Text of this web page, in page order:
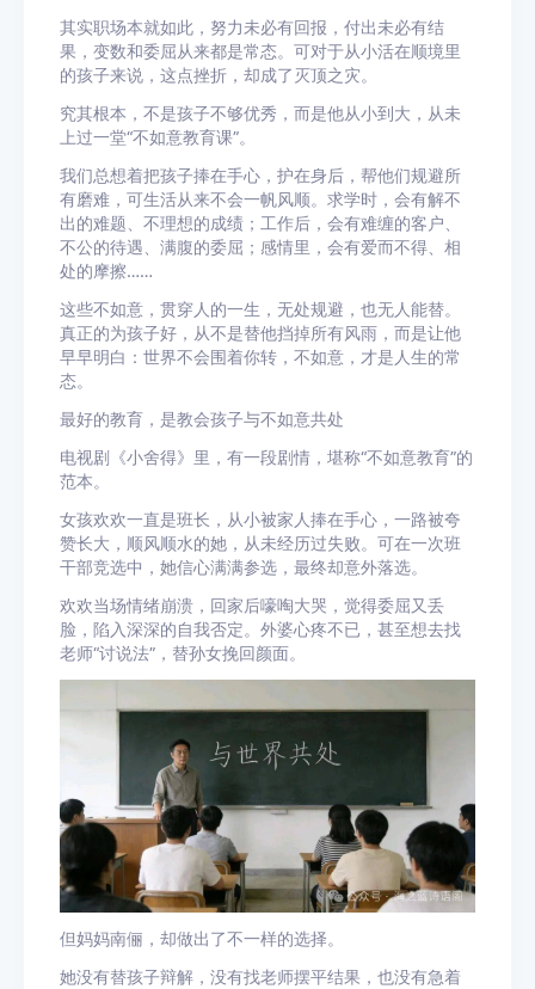
其实职场本就如此，努力未必有回报，付出未必有结
果，变数和委屈从来都是常态。可对于从小活在顺境里
的孩子来说，这点挫折，却成了灭顶之灾。
究其根本，不是孩子不够优秀，而是他从小到大，从未
上过一堂“不如意教育课”。
我们总想着把孩子捧在手心，护在身后，帮他们规避所
有磨难，可生活从来不会一帆风顺。求学时，会有解不
出的难题、不理想的成绩；工作后，会有难缠的客户、
不公的待遇、满腹的委屈；感情里，会有爱而不得、相
处的摩擦……
这些不如意，贯穿人的一生，无处规避，也无人能替。
真正的为孩子好，从不是替他挡掉所有风雨，而是让他
早早明白：世界不会围着你转，不如意，才是人生的常
态。
最好的教育，是教会孩子与不如意共处
电视剧《小舍得》里，有一段剧情，堪称“不如意教育”的
范本。
女孩欢欢一直是班长，从小被家人捧在手心，一路被夸
赞长大，顺风顺水的她，从未经历过失败。可在一次班
干部竞选中，她信心满满参选，最终却意外落选。
欢欢当场情绪崩溃，回家后嚎啕大哭，觉得委屈又丢
脸，陷入深深的自我否定。外婆心疼不已，甚至想去找
老师“讨说法”，替孙女挽回颜面。
但妈妈南俪，却做出了不一样的选择。
她没有替孩子辩解，没有找老师摆平结果，也没有急着